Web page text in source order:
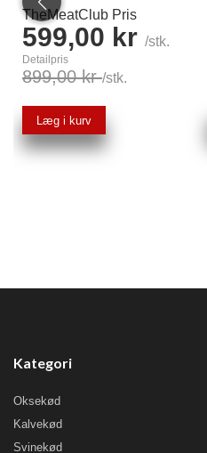
TheMeatClub Pris
599,00 kr /stk.
Detailpris
899,00 kr/stk.
Læg i kurv
Kategori
Oksekød
Kalvekød
Svinekød